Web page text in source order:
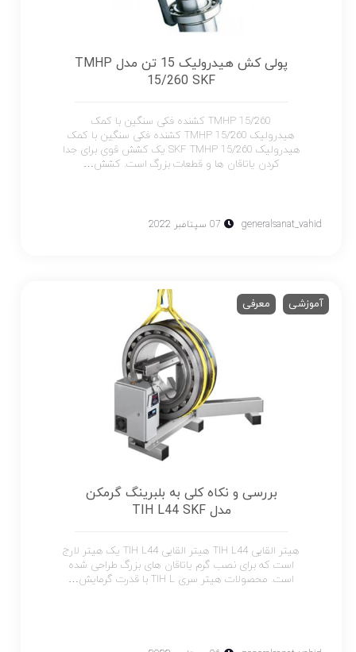
پولی کش هیدرولیک 15 تن مدل TMHP
15/260 SKF
TMHP 15/260 کشنده فکی سنگین با کمک
هیدرولیک TMHP 15/260 کشنده فکی سنگین با کمک
هیدرولیک SKF TMHP 15/260 یک کشش قوی برای جدا
کردن یاتاقان ها و قطعات بزرگ است. کشش…
generalsanat_vahid 07 سپتامبر 2022
آموزشی معرفی
بررسی و نکاه کلی به بلبرینگ گرمکن
مدل TIH L44 SKF
هیتر القایی TIH L44 هیتر القایی TIH L44 یک هیتر لارج
است که برای نصب گرم یاتاقان های بزرگ طراحی شده
است. محصولات هیتر سری TIH L با قدرت گرمایش…